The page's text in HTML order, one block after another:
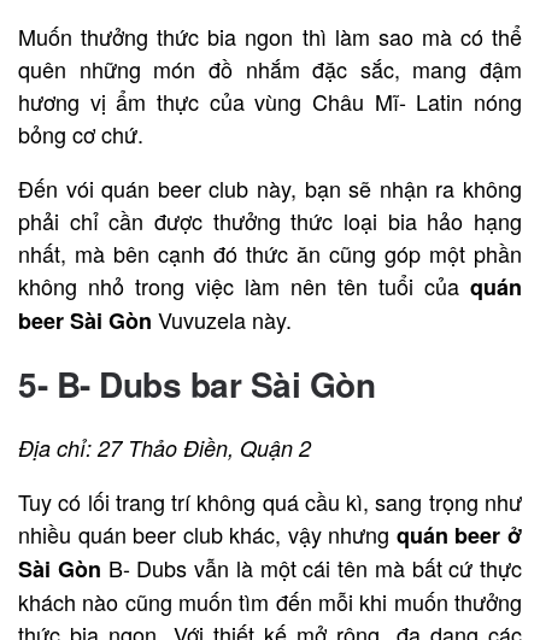
Muốn thưởng thức bia ngon thì làm sao mà có thể
quên những món đồ nhắm đặc sắc, mang đậm
hương vị ẩm thực của vùng Châu Mĩ- Latin nóng
bỏng cơ chứ.
Đến vói quán beer club này, bạn sẽ nhận ra không
phải chỉ cần được thưởng thức loại bia hảo hạng
nhất, mà bên cạnh đó thức ăn cũng góp một phần
không nhỏ trong việc làm nên tên tuổi của quán
beer Sài Gòn Vuvuzela này.
5- B- Dubs bar Sài Gòn
Địa chỉ: 27 Thảo Điền, Quận 2
Tuy có lối trang trí không quá cầu kì, sang trọng như
nhiều quán beer club khác, vậy nhưng quán beer ở
Sài Gòn B- Dubs vẫn là một cái tên mà bất cứ thực
khách nào cũng muốn tìm đến mỗi khi muốn thưởng